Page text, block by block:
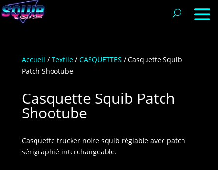
Accueil / Textile/ CASQUETTES / Casquette Squib
Patch Shootube
Casquette Squib Patch
Shootube
Casquette trucker noire squib réglable avec patch
sérigraphié interchangeable.